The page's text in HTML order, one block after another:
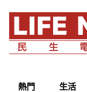
熱門 生活